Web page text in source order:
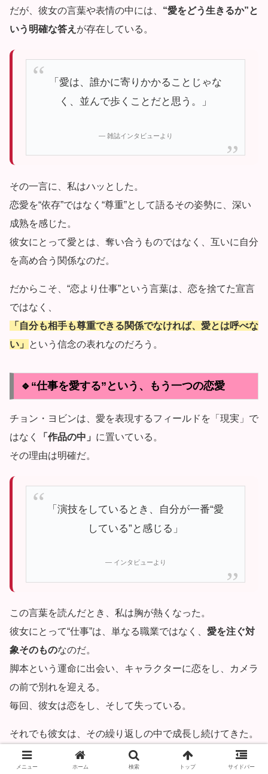
だが、彼女の言葉や表情の中には、 “愛をどう生きるか”と
いう明確な答え が存在している。
「愛は、誰かに寄りかかることじゃな
く、並んで歩くことだと思う。」
— 雑誌インタビューより
その一言に、私はハッとした。
恋愛を“依存”ではなく“尊重”として語るその姿勢に、深い
成熟を感じた。
彼女にとって愛とは、奪い合うものではなく、互いに自分
を高め合う関係なのだ。
だからこそ、“恋より仕事”という言葉は、恋を捨てた宣言
ではなく、
「自分も相手も尊重できる関係でなければ、愛とは呼べな
い」
という信念の表れなのだろう。
🔹“仕事を愛する”という、もう一つの恋愛
チョン・ヨビンは、愛を表現するフィールドを「現実」で
はなく
「作品の中」 に置いている。
その理由は明確だ。
「演技をしているとき、自分が一番“愛
している”と感じる」
— インタビューより
この言葉を読んだとき、私は胸が熱くなった。
彼女にとって“仕事”は、単なる職業ではなく、 愛を注ぐ対
象そのものなのだ。
脚本という運命に出会い、キャラクターに恋をし、カメラ
の前で別れを迎える。
毎回、彼女は恋をし、そして失っている。
それでも彼女は、その繰り返しの中で成長し続けてきた。
だから、彼女の演技には
“永遠の恋の香り”が漂う。
一度彼女の目を見てしまえば、誰もがそこに
“愛の残り
メニュー ホーム 検索 トップ サイドバー